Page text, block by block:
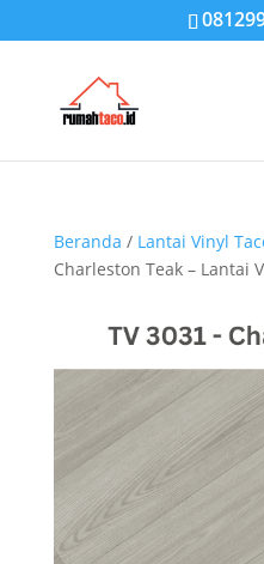
Beranda / Lantai Vinyl
Charleston Teak – Lantai